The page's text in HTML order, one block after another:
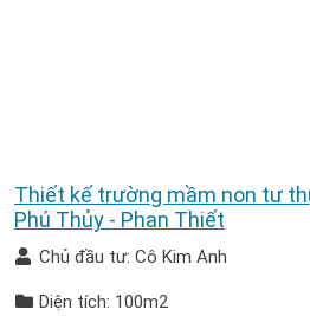
Thiết kế trường mầm non tư
Phú Thủy - Phan Thiết
Chủ đầu tư: Cô Kim Anh
Diện tích: 100m2